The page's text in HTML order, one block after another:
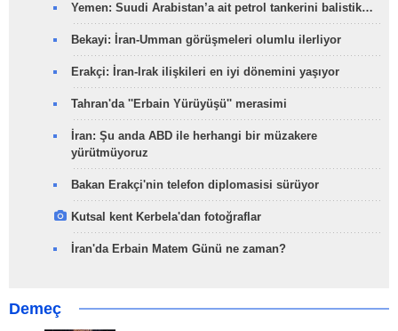
Yemen: Suudi Arabistan’a ait petrol tankerini balistik…
Bekayi: İran-Umman görüşmeleri olumlu ilerliyor
Erakçi: İran-Irak ilişkileri en iyi dönemini yaşıyor
Tahran'da ''Erbain Yürüyüşü'' merasimi
İran: Şu anda ABD ile herhangi bir müzakere
yürütmüyoruz
Bakan Erakçi'nin telefon diplomasisi sürüyor
Kutsal kent Kerbela'dan fotoğraflar
İran'da Erbain Matem Günü ne zaman?
Demeç